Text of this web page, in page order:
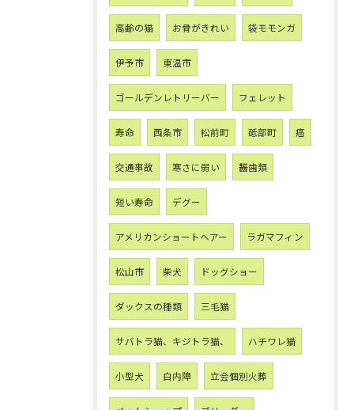
高齢の猫 お骨がきれい 袋モモンガ
伊予市 東温市
ゴールデンレトリーバー フェレット
寿命 西条市 松前町 砥部町 癌
交通事故 寒さに弱い 齧歯類
短い寿命 デグー
アメリカンショートヘアー ラガマフィン
松山市 柴犬 ドッグショー
ダックスの種類 三毛猫
サバトラ猫、キジトラ猫、 ハチワレ猫
小型犬 白内障 立会個別火葬